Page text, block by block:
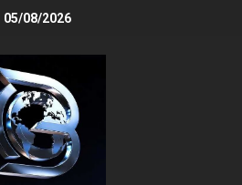
05/08/2026